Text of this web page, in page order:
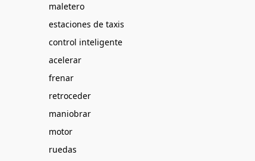
maletero
estaciones de taxis
control inteligente
acelerar
frenar
retroceder
maniobrar
motor
ruedas